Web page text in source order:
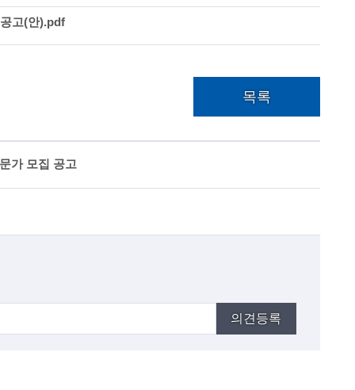
고(안).pdf
목록
가 모집 공고
의견등록